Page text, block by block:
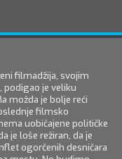
filmadžija, svojim
je veliku
možda je bolje reći
filmsko
uobičajene političke
je loše režiran, da je
ogorčenih desničara